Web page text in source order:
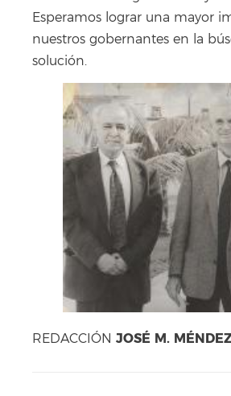
Esperamos lograr una mayor
nuestros gobernantes en la
solución.
REDACCIÓN JOSÉ M.